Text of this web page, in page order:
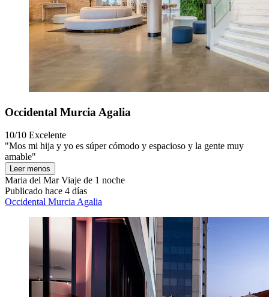
Occidental Murcia Agalia
10/10 Excelente
"Mos mi hija y yo es súper cómodo y espacioso y la gente muy
amable"
Leer menos
Maria del MarViaje de 1 noche
Publicado hace 4 días
Occidental Murcia Agalia